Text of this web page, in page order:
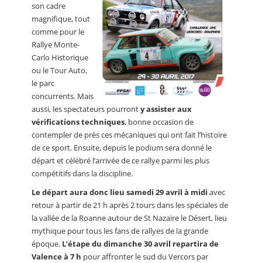
son cadre
magnifique, tout
comme pour le
Rallye Monte-
Carlo Historique
ou le Tour Auto,
le parc
concurrents. Mais
aussi, les spectateurs pourronty assister aux
vérifications techniques, bonne occasion de
contempler de près ces mécaniques qui ont fait l’histoire
de ce sport. Ensuite, depuis le podium sera donné le
départ et célébré l’arrivée de ce rallye parmi les plus
compétitifs dans la discipline.
Le départ aura donc lieu samedi 29 avril à midi avec
retour à partir de 21 h après 2 tours dans les spéciales de
la vallée de la Roanne autour de St Nazaire le Désert, lieu
mythique pour tous les fans de rallyes de la grande
époque. L’étape du dimanche 30 avril repartira de
Valence à 7 h pour affronter le sud du Vercors par